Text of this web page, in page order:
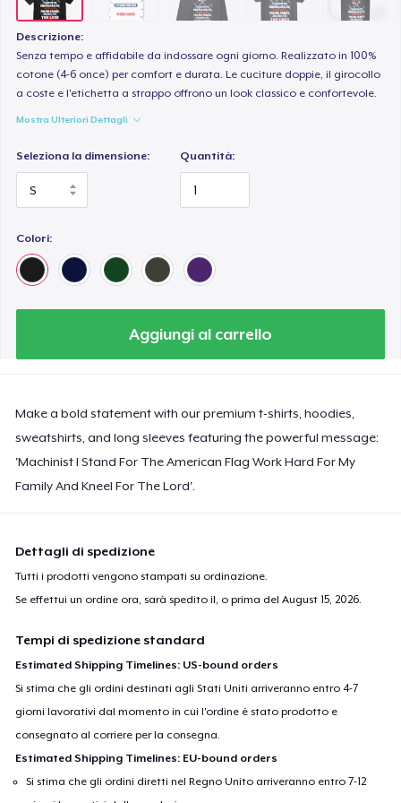
Descrizione:
Senza tempo e affidabile da indossare ogni giorno. Realizzato in 100%
cotone (4-6 once) per comfort e durata. Le cuciture doppie, il girocollo
a coste e l'etichetta a strappo offrono un look classico e confortevole.
Mostra Ulteriori Dettagli
Seleziona la dimensione: Quantità:
Colori:
Aggiungi al carrello
Make a bold statement with our premium t-shirts, hoodies,
sweatshirts, and long sleeves featuring the powerful message:
'Machinist I Stand For The American Flag Work Hard For My
Family And Kneel For The Lord'.
Dettagli di spedizione
Tutti i prodotti vengono stampati su ordinazione.
Se effettui un ordine ora, sarà spedito il, o prima delAugust 15, 2026.
Tempi di spedizione standard
Estimated Shipping Timelines: US-bound orders
Si stima che gli ordini destinati agli Stati Uniti arriveranno entro 4-7
giorni lavorativi dal momento in cui l'ordine è stato prodotto e
consegnato al corriere per la consegna.
Estimated Shipping Timelines: EU-bound orders
Si stima che gli ordini diretti nel Regno Unito arriveranno entro 7-12
Classic Long Sleeve Tee
Premium V-Neck Tee
41,81 USD